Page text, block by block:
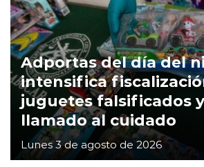
Adportas del día del
intensifica
juguetes falsificados
llamado al cuidado
Lunes 3 de agosto de 2026